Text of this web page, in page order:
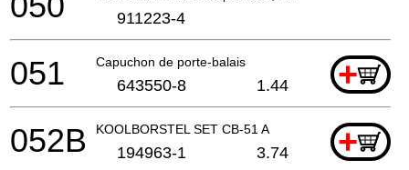
911223-4
Capuchon de porte-balais +
051 643550-8 1.44
KOOLBORSTEL SET CB-51 A +
052B 194963-1 3.74